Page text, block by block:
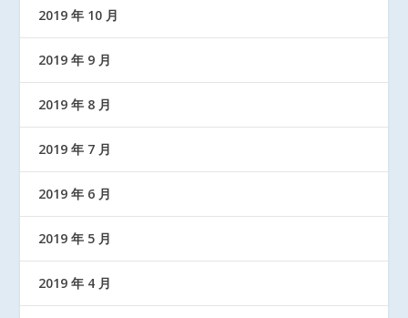
2019 年 10 月
2019 年 9 月
2019 年 8 月
2019 年 7 月
2019 年 6 月
2019 年 5 月
2019 年 4 月